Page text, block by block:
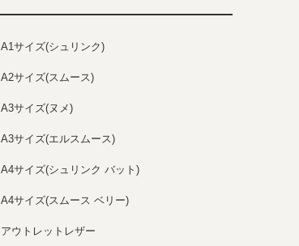
A1サイズ(シュリンク)
A2サイズ(スムース)
A3サイズ(ヌメ)
A3サイズ(エルスムース)
A4サイズ(シュリンク バット)
A4サイズ(スムース ベリー)
アウトレットレザー